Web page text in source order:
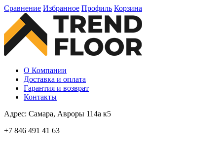
Сравнение Избранное Профиль Корзина
О Компании
Доставка и оплата
Гарантия и возврат
Контакты
Адрес: Самара, Авроры 114а к5
+7 846 491 41 63